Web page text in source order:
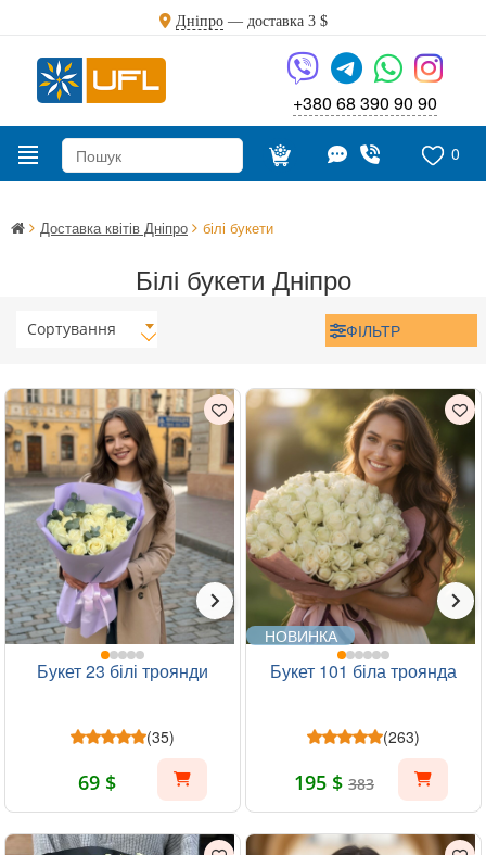
Дніпро— доставка 3 $
+380 68 390 90 90
0
Доставка квітів Дніпро білі букети
Білі букети Дніпро
Сортування ФІЛЬТР
Букет 23 білі троянди
(35)
69 $
НОВИНКА
Букет 101 біла троянда
(263)
195 $ 383